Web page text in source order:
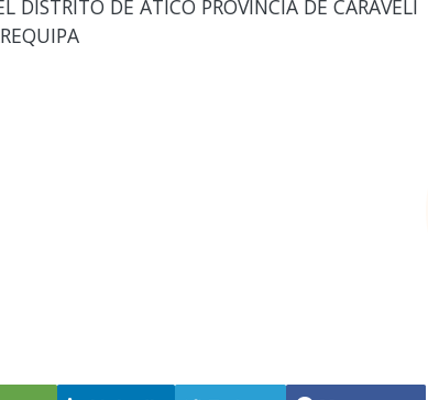
DISTRITO DE ATICO PROVINCIA DE CARAVELI